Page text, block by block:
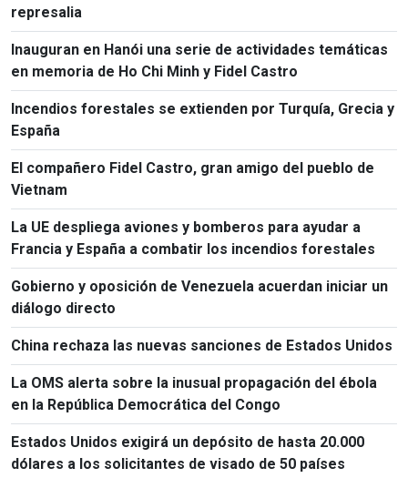
represalia
Inauguran en Hanói una serie de actividades temáticas
en memoria de Ho Chi Minh y Fidel Castro
Incendios forestales se extienden por Turquía, Grecia y
España
El compañero Fidel Castro, gran amigo del pueblo de
Vietnam
La UE despliega aviones y bomberos para ayudar a
Francia y España a combatir los incendios forestales
Gobierno y oposición de Venezuela acuerdan iniciar un
diálogo directo
China rechaza las nuevas sanciones de Estados Unidos
La OMS alerta sobre la inusual propagación del ébola
en la República Democrática del Congo
Estados Unidos exigirá un depósito de hasta 20.000
dólares a los solicitantes de visado de 50 países